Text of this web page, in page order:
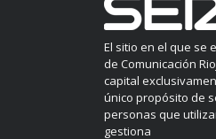
El sitio en el que se
de Comunicación
capital
único propósito de
personas que
gestiona